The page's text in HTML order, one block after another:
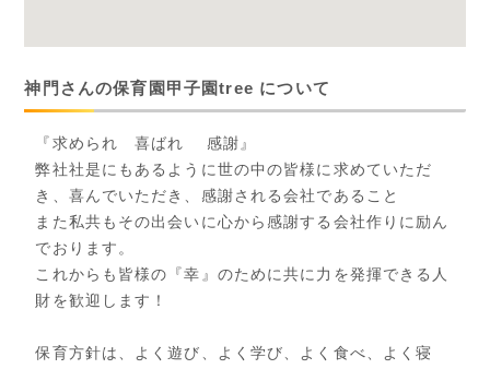
神門さんの保育園甲子園tree について
『求められ 喜ばれ 感謝』
弊社社是にもあるように世の中の皆様に求めていただ
き、喜んでいただき、感謝される会社であること
また私共もその出会いに心から感謝する会社作りに励ん
でおります。
これからも皆様の『幸』のために共に力を発揮できる人
財を歓迎します！
保育方針は、よく遊び、よく学び、よく食べ、よく寝